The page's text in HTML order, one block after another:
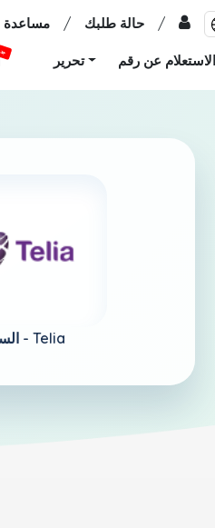
مساعدة / حالة طلبك /
تحرير
السويد - Telia